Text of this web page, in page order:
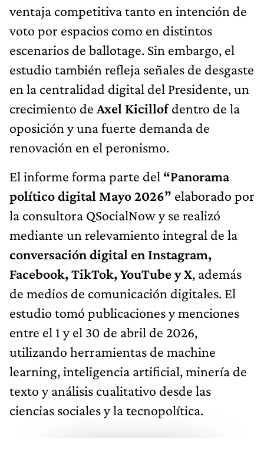
ventaja competitiva tanto en intención de
voto por espacios como en distintos
escenarios de ballotage. Sin embargo, el
estudio también refleja señales de desgaste
en la centralidad digital del Presidente, un
crecimiento de Axel Kicillofdentro de la
oposición y una fuerte demanda de
renovación en el peronismo.
El informe forma parte del “Panorama
político digital Mayo 2026” elaborado por
la consultora QSocialNow y se realizó
mediante un relevamiento integral de la
conversación digital en Instagram,
Facebook, TikTok, YouTube y X, además
de medios de comunicación digitales. El
estudio tomó publicaciones y menciones
entre el 1 y el 30 de abril de 2026,
utilizando herramientas de machine
learning, inteligencia artificial, minería de
texto y análisis cualitativo desde las
ciencias sociales y la tecnopolítica.